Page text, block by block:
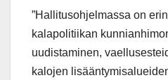
”Hallitusohjelmassa on
kalapolitiikan
uudistaminen,
kalojen